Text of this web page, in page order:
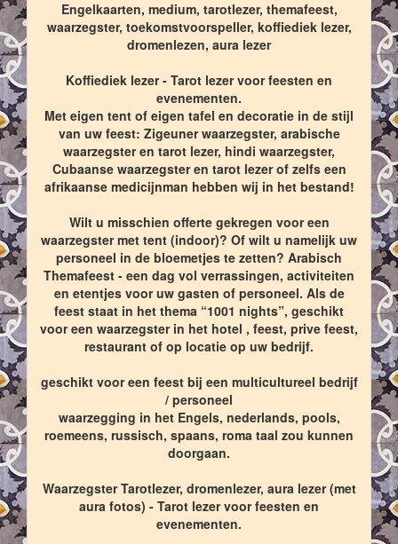
Engelkaarten, medium, tarotlezer, themafeest,
waarzegster, toekomstvoorspeller, koffiediek lezer,
dromenlezen, aura lezer
Koffiediek lezer - Tarot lezer voor feesten en
evenementen.
Met eigen tent of eigen tafel en decoratie in de stijl
van uw feest: Zigeuner waarzegster, arabische
waarzegster en tarot lezer, hindi waarzegster,
Cubaanse waarzegster en tarot lezer of zelfs een
afrikaanse medicijnman hebben wij in het bestand!
Wilt u misschien offerte gekregen voor een
waarzegster met tent (indoor)? Of wilt u namelijk uw
personeel in de bloemetjes te zetten? Arabisch
Themafeest - een dag vol verrassingen, activiteiten
en etentjes voor uw gasten of personeel. Als de
feest staat in het thema “1001 nights”, geschikt
voor een waarzegster in het hotel , feest, prive feest,
restaurant of op locatie op uw bedrijf.
geschikt voor een feest bij een multicultureel bedrijf
/ personeel
waarzegging in het Engels, nederlands, pools,
roemeens, russisch, spaans, roma taal zou kunnen
doorgaan.
Waarzegster Tarotlezer, dromenlezer, aura lezer (met
aura fotos) - Tarot lezer voor feesten en
evenementen.